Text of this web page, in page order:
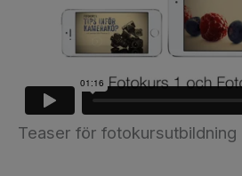
Teaser för fotokursutbildning